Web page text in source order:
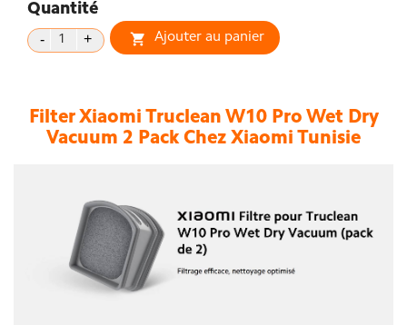
Quantité
 Ajouter au panier
Filter Xiaomi Truclean W10 Pro Wet Dry
Vacuum 2 Pack Chez Xiaomi Tunisie